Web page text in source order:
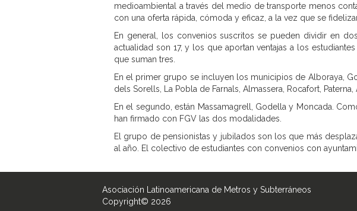
medioambiental a través del medio de transporte menos
con una oferta rápida, cómoda y eficaz, a la vez que se
En general, los convenios suscritos se pueden dividir en
actualidad son 17, y los que aportan ventajas a los
que suman tres.
En el primer grupo se incluyen los municipios de Alboraya,
dels Sorells, La Pobla de Farnals, Almassera, Rocafort, Paterna,
En el segundo, están Massamagrell, Godella y Moncada.
han firmado con FGV las dos modalidades.
El grupo de pensionistas y jubilados son los que más
al año. El colectivo de estudiantes con convenios con
Asociación Latinoamericana de Metros y Subterráneos
Copyright© 2026